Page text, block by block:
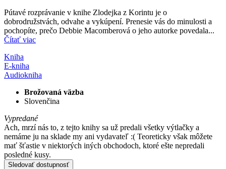
Pútavé rozprávanie v knihe Zlodejka z Korintu je o
dobrodružstvách, odvahe a vykúpení. Prenesie vás do minulosti a
pochopíte, prečo Debbie Macomberová o jeho autorke povedala...
Čítať viac
Kniha
E-kniha
Audiokniha
Brožovaná väzba
Slovenčina
Vypredané
Ach, mrzí nás to, z tejto knihy sa už predali všetky výtlačky a
nemáme ju na sklade my ani vydavateľ :( Teoreticky však môžete
mať šťastie v niektorých iných obchodoch, ktoré ešte nepredali
posledné kusy.
Sledovať dostupnosť